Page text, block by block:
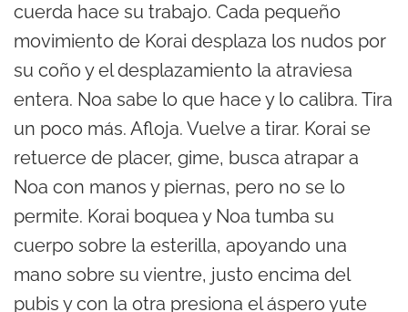
cuerda hace su trabajo. Cada pequeño
movimiento de Korai desplaza los nudos por
su coño y el desplazamiento la atraviesa
entera. Noa sabe lo que hace y lo calibra. Tira
un poco más. Afloja. Vuelve a tirar. Korai se
retuerce de placer, gime, busca atrapar a
Noa con manos y piernas, pero no se lo
permite. Korai boquea y Noa tumba su
cuerpo sobre la esterilla, apoyando una
mano sobre su vientre, justo encima del
pubis y con la otra presiona el áspero yute